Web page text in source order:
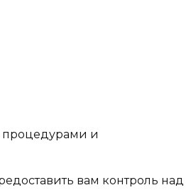
процедурами и
вам контроль над